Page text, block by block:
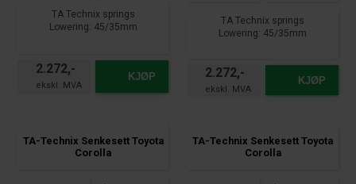
TA Technix springs
Lowering: 45/35mm
Toyota Corolla Type E12
year of construction 02 - 07
without Verso
maximum rear axle load:
970kg
2.272,- KJØP
TA Technix springs
Lowering: 45/35mm
Toyota Corolla Type E12
year of construction 02 - 07
without Verso
950kg
maximum rear axle load:
2.272,- KJØP
TA-Technix Senkesett Toyota
Corolla
TA-Technix Senkesett Toyota
Corolla